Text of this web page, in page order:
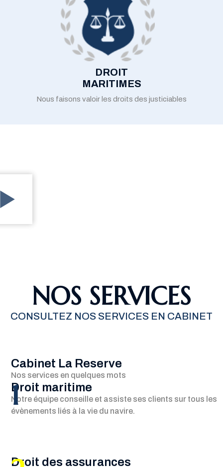
DROIT
MARITIMES
Nous faisons valoir les droits des justiciables
NOS SERVICES
CONSULTEZ NOS SERVICES EN CABINET
Cabinet La Reserve
Nos services en quelques mots
Droit maritime
Notre équipe conseille et assiste ses clients sur tous les
évènements liés à la vie du navire.
1
Droit des assurances